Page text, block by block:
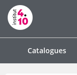
Catalogues